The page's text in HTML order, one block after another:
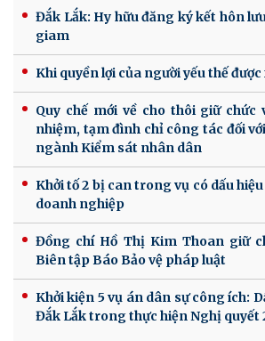
Đắk Lắk: Hy hữu đăng ký kết hôn
giam
Khi quyền lợi của người yếu thế
Quy chế mới về cho thôi giữ chức
nhiệm, tạm đình chỉ công tác đối
ngành Kiểm sát nhân dân
Khởi tố 2 bị can trong vụ có dấu
doanh nghiệp
Đồng chí Hồ Thị Kim Thoan giữ
Biên tập Báo Bảo vệ pháp luật
Khởi kiện 5 vụ án dân sự công ích:
Đắk Lắk trong thực hiện Nghị quyết